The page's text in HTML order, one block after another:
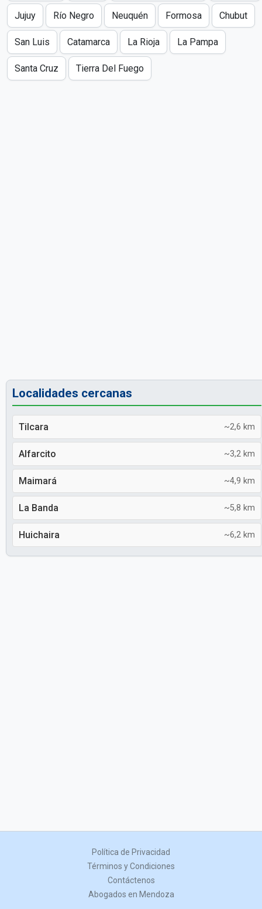
Jujuy Río Negro Neuquén Formosa Chubut
San Luis Catamarca La Rioja La Pampa
Santa Cruz Tierra Del Fuego
Localidades cercanas
Tilcara ~2,6 km
Alfarcito ~3,2 km
Maimará ~4,9 km
La Banda ~5,8 km
Huichaira ~6,2 km
Política de Privacidad
Términos y Condiciones
Contáctenos
Abogados en Mendoza